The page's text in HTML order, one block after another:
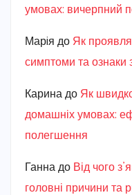
умовах: вичерпний
Марiя до Як
симптоми та ознаки
Карина до Як
домашніх умовах:
полегшення
Ганна до Від чого
головні причини та